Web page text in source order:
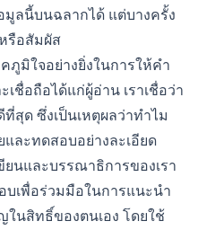
ลนี้บนฉลากได้ แต่บางครั้ง
รือสัมผัส
ภูมิใจอย่างยิ่งในการให้คำ
ชื่อถือได้แก่ผู้อ่าน เราเชื่อว่า
สุด ซึ่งเป็นเหตุผลว่าทำไม
และทดสอบอย่างละเอียด
นและบรรณาธิการของเรา
บเพื่อร่วมมือในการแนะนำ
นสิทธิ์ของตนเอง โดยใช้